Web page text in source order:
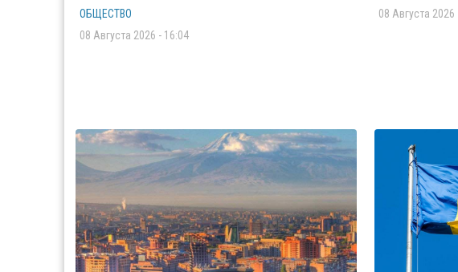
ОБЩЕСТВО
08 Августа 2026 - 16:04
08 Августа 2026